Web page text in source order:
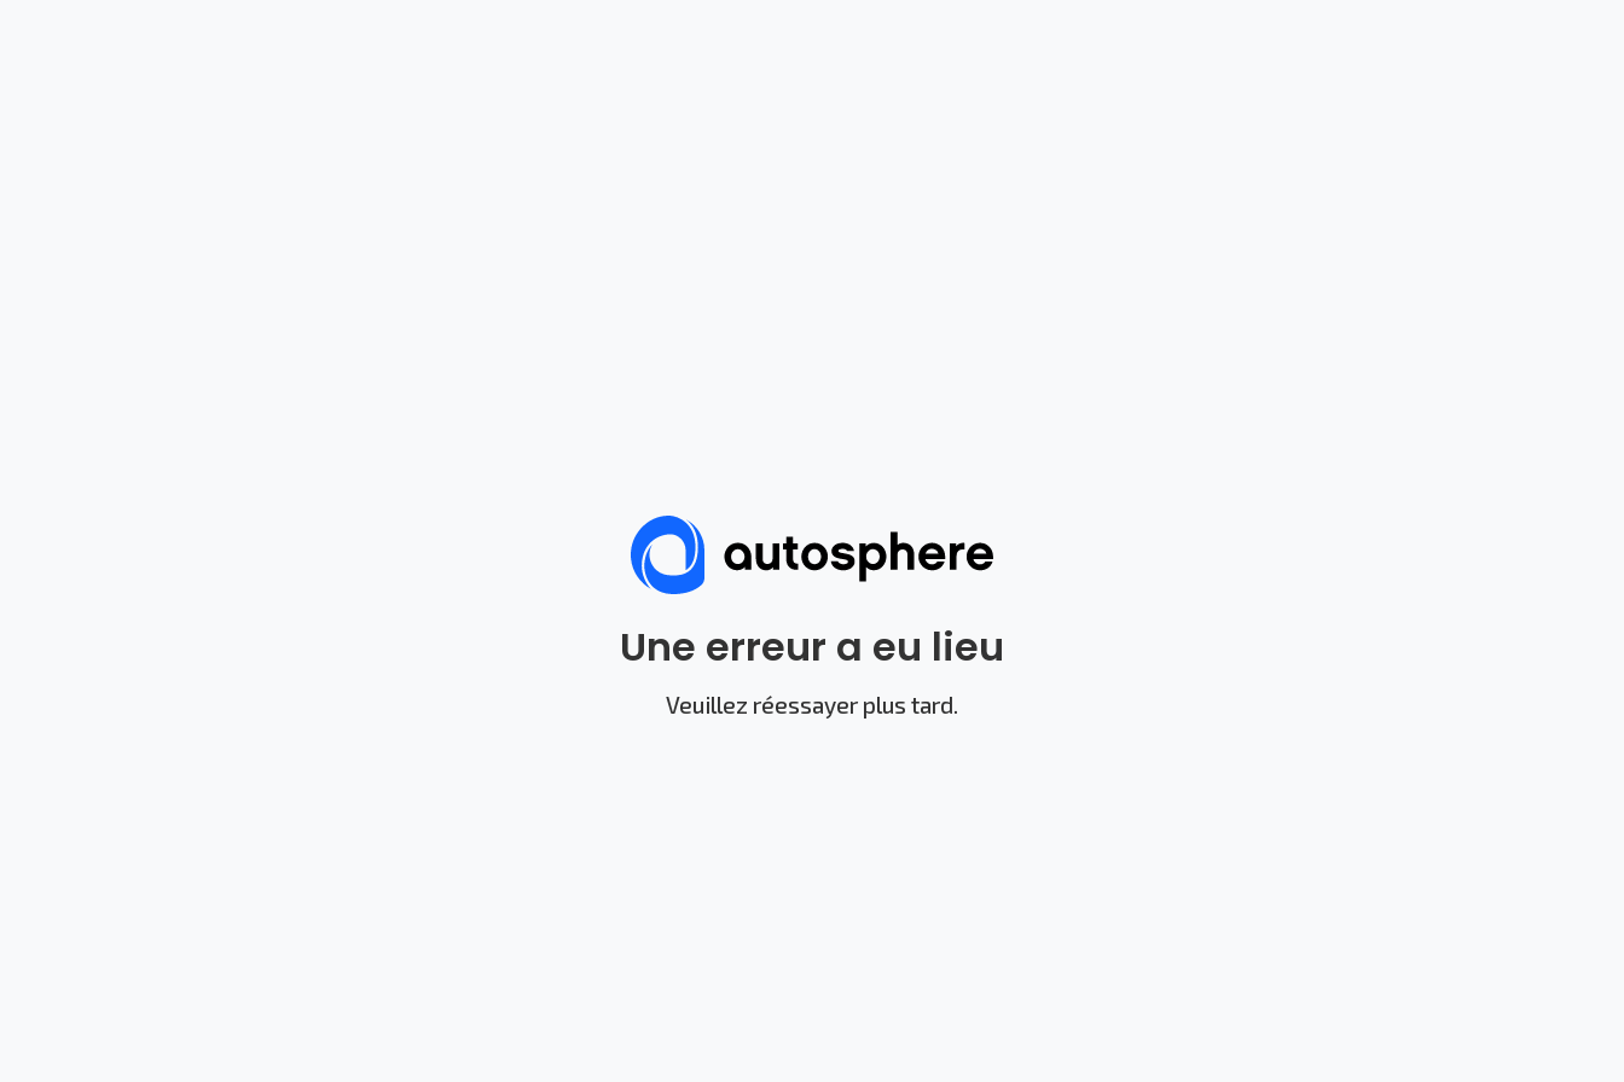
Une erreur a eu lieu
Veuillez réessayer plus tard.